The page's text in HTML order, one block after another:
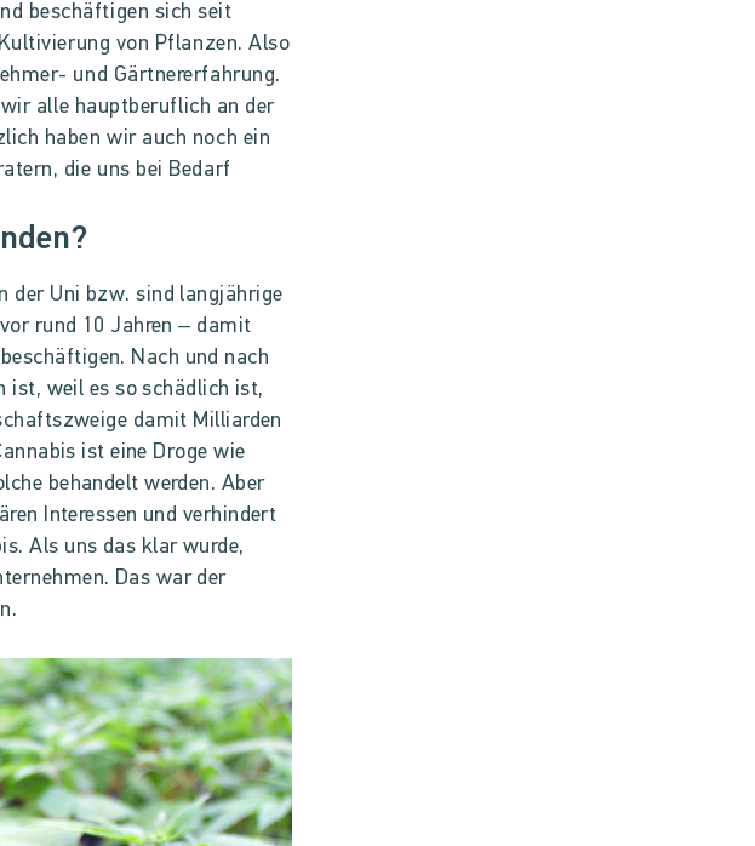
beschäftigen sich seit
von Pflanzen. Also
und Gärtnererfahrung.
alle hauptberuflich an der
haben wir auch noch ein
die uns bei Bedarf
der Uni bzw. sind langjährige
rund 10 Jahren – damit
Nach und nach
ist, weil es so schädlich ist,
damit Milliarden
ist eine Droge wie
behandelt werden. Aber
Interessen und verhindert
Als uns das klar wurde,
Das war der